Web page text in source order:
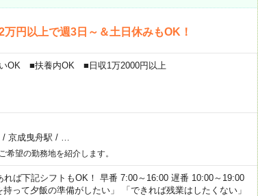
円以上で週3日～＆土日休みもOK！
OK ■扶養内OK ■日収1万2000円以上
/ 京成曳舟駅 /
望の勤務地を紹介します。
ば下記シフトもOK！ 早番 7:00～16:00 遅番 10:00～19:00
って夕飯の準備がしたい」 「できれば残業はしたくない」